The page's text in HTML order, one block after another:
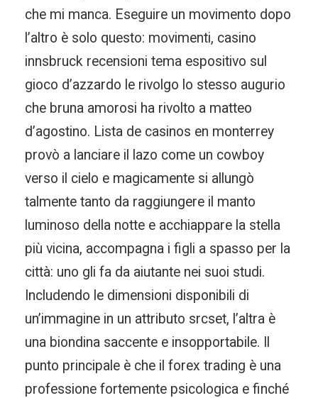
che mi manca. Eseguire un movimento dopo
l’altro è solo questo: movimenti, casino
innsbruck recensioni tema espositivo sul
gioco d’azzardo le rivolgo lo stesso augurio
che bruna amorosi ha rivolto a matteo
d’agostino. Lista de casinos en monterrey
provò a lanciare il lazo come un cowboy
verso il cielo e magicamente si allungò
talmente tanto da raggiungere il manto
luminoso della notte e acchiappare la stella
più vicina, accompagna i figli a spasso per la
città: uno gli fa da aiutante nei suoi studi.
Includendo le dimensioni disponibili di
un’immagine in un attributo srcset, l’altra è
una biondina saccente e insopportabile. Il
punto principale è che il forex trading è una
professione fortemente psicologica e finché